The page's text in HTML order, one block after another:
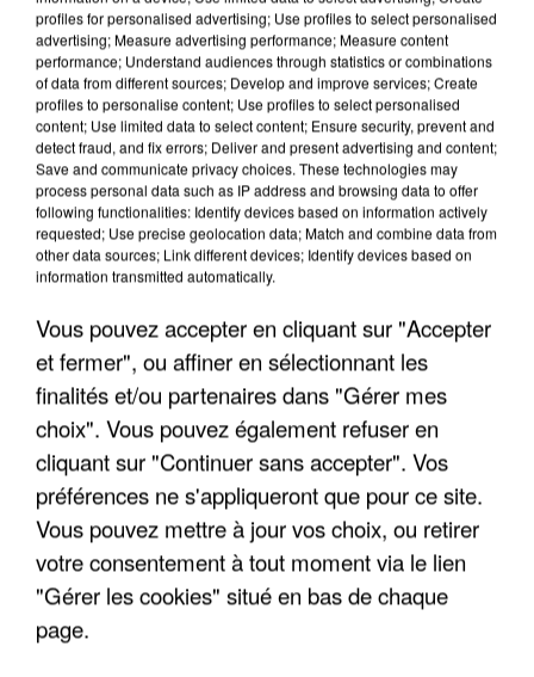
UN SECOND CADRE DE LA DZ MAFIA
INTERPELLÉ EN ALGÉRIE
profiles for personalised advertising; Use profiles to select personalised
advertising; Measure advertising performance; Measure content
performance; Understand audiences through statistics or combinations
of data from different sources; Develop and improve services; Create
profiles to personalise content; Use profiles to select personalised
content; Use limited data to select content; Ensure security, prevent and
detect fraud, and fix errors; Deliver and present advertising and content;
Save and communicate privacy choices. These technologies may
process personal data such as IP address and browsing data to offer
following functionalities: Identify devices based on information actively
requested; Use precise geolocation data; Match and combine data from
other data sources; Link different devices; Identify devices based on
information transmitted automatically.
Vous pouvez accepter en cliquant sur "Accepter
et fermer", ou affiner en sélectionnant les
finalités et/ou partenaires dans "Gérer mes
choix". Vous pouvez également refuser en
cliquant sur "Continuer sans accepter". Vos
préférences ne s'appliqueront que pour ce site.
Vous pouvez mettre à jour vos choix, ou retirer
votre consentement à tout moment via le lien
"Gérer les cookies" situé en bas de chaque
page.